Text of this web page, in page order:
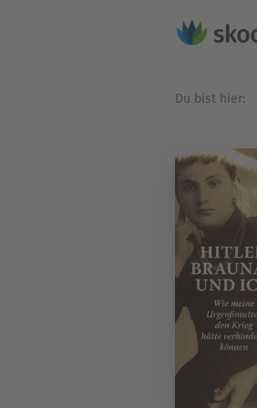
Du bist hier: